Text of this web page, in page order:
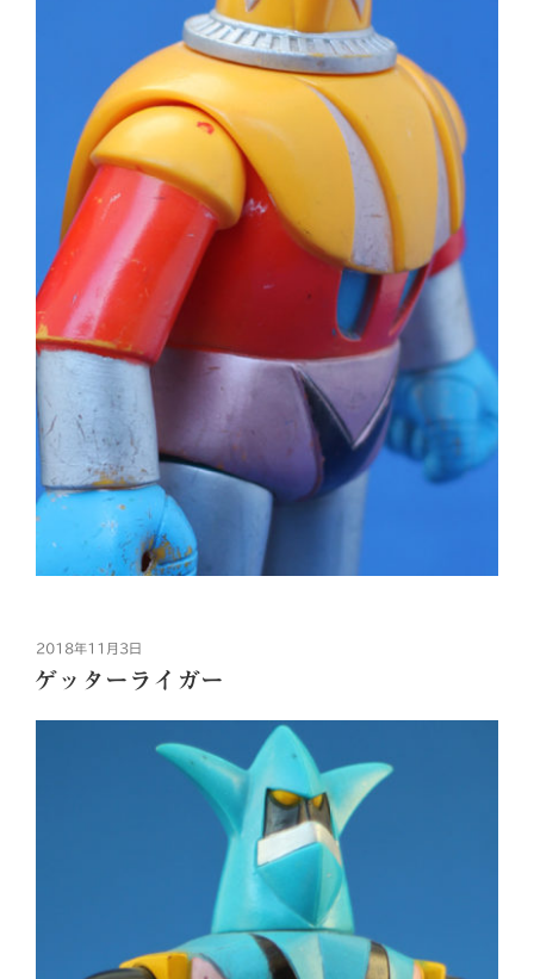
投
稿
日:
2018年11月3日
ゲッターライガー